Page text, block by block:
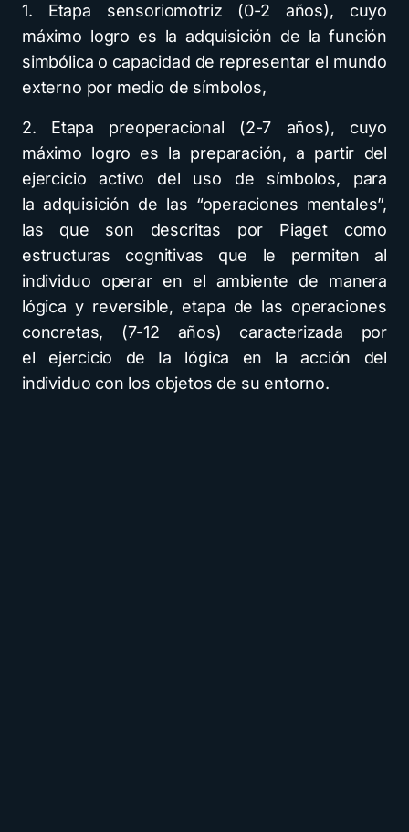
1. Etapa sensoriomotriz (0-2 años), cuyo
máximo logro es la adquisición de la función
simbólica o capacidad de representar el mundo
externo por medio de símbolos,
2. Etapa preoperacional (2-7 años), cuyo
máximo logro es la preparación, a partir del
ejercicio activo del uso de símbolos, para
la adquisición de las “operaciones mentales”,
las que son descritas por Piaget como
estructuras cognitivas que le permiten al
individuo operar en el ambiente de manera
lógica y reversible, etapa de las operaciones
concretas, (7-12 años) caracterizada por
el ejercicio de Ia lógica en la acción del
individuo con los objetos de su entorno.